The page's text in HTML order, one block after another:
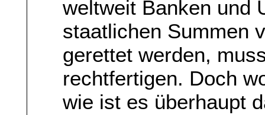
weltweit Banken und
staatlichen Summen
gerettet werden,
rechtfertigen. Doch
wie ist es überhaupt